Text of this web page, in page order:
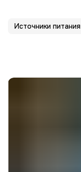
Источники питания